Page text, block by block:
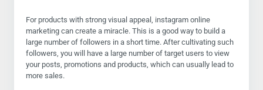
For products with strong visual appeal, instagram online
marketing can create a miracle. This is a good way to build a
large number of followers in a short time. After cultivating such
followers, you will have a large number of target users to view
your posts, promotions and products, which can usually lead to
more sales.